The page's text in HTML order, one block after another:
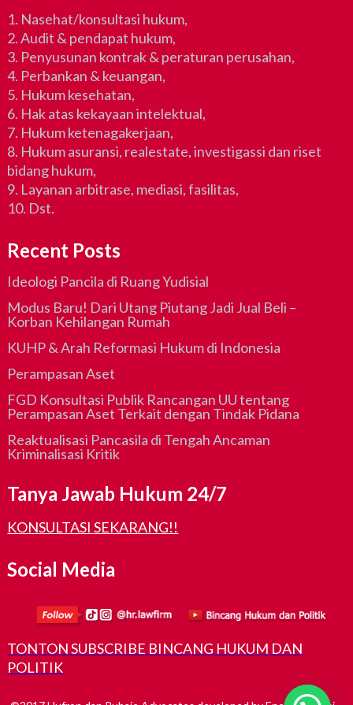
1. Nasehat/konsultasi hukum,
2. Audit & pendapat hukum,
3. Penyusunan kontrak & peraturan perusahan,
4. Perbankan & keuangan,
5. Hukum kesehatan,
6. Hak atas kekayaan intelektual,
7. Hukum ketenagakerjaan,
8. Hukum asuransi, realestate, investigassi dan riset
bidang hukum,
9. Layanan arbitrase, mediasi, fasilitas,
10. Dst.
Recent Posts
Ideologi Pancila di Ruang Yudisial
Modus Baru! Dari Utang Piutang Jadi Jual Beli –
Korban Kehilangan Rumah
KUHP & Arah Reformasi Hukum di Indonesia
Perampasan Aset
FGD Konsultasi Publik Rancangan UU tentang
Perampasan Aset Terkait dengan Tindak Pidana
Reaktualisasi Pancasila di Tengah Ancaman
Kriminalisasi Kritik
Tanya Jawab Hukum 24/7
KONSULTASI SEKARANG!!
Social Media
TONTON SUBSCRIBE BINCANG HUKUM DAN
POLITIK